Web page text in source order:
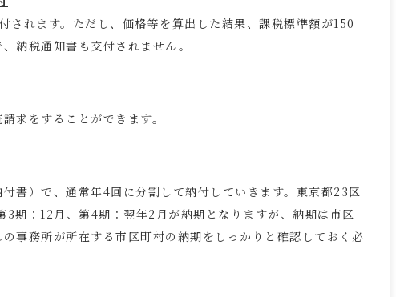
されます。ただし、価格等を算出した結果、課税標準額が150
納税通知書も交付されません。
求をすることができます。
書）で、通常年4回に分割して納付していきます。東京都23区
期：12月、第4期：翌年2月が納期となりますが、納期は市区
事務所が所在する市区町村の納期をしっかりと確認しておく必